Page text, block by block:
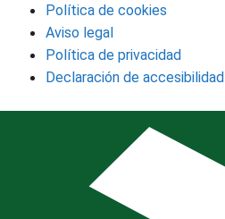
Política de cookies
Aviso legal
Política de privacidad
Declaración de accesibilidad